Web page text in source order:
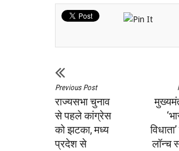
Previous Post
राज्यसभा चुनाव
से पहले कांग्रेस
को झटका, मध्य
प्रदेश से
लॉन्च